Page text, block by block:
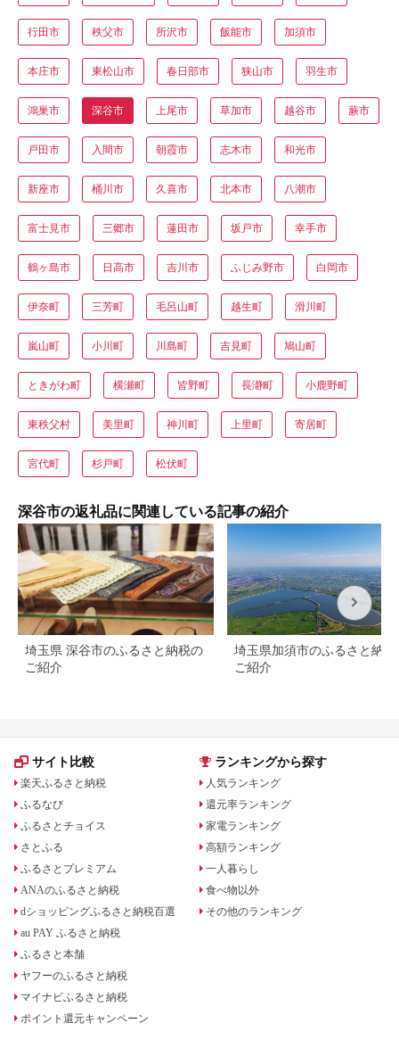
行田市 秩父市 所沢市 飯能市 加須市
本庄市 東松山市 春日部市 狭山市 羽生市
鴻巣市 深谷市 上尾市 草加市 越谷市 蕨市
戸田市 入間市 朝霞市 志木市 和光市
新座市 桶川市 久喜市 北本市 八潮市
富士見市 三郷市 蓮田市 坂戸市 幸手市
鶴ヶ島市 日高市 吉川市 ふじみ野市 白岡市
伊奈町 三芳町 毛呂山町 越生町 滑川町
嵐山町 小川町 川島町 吉見町 鳩山町
ときがわ町 横瀬町 皆野町 長瀞町 小鹿野町
東秩父村 美里町 神川町 上里町 寄居町
宮代町 杉戸町 松伏町
深谷市の返礼品に関連している記事の紹介
埼玉県 深谷市のふるさと納税の
ご紹介
埼玉県加須市のふるさと納税
ご紹介
サイト比較
楽天ふるさと納税
ふるなび
ふるさとチョイス
さとふる
ふるさとプレミアム
ANAのふるさと納税
dショッピングふるさと納税百選
au PAY ふるさと納税
ふるさと本舗
ヤフーのふるさと納税
マイナビふるさと納税
ポイント還元キャンペーン
ランキングから探す
人気ランキング
還元率ランキング
家電ランキング
高額ランキング
一人暮らし
食べ物以外
その他のランキング